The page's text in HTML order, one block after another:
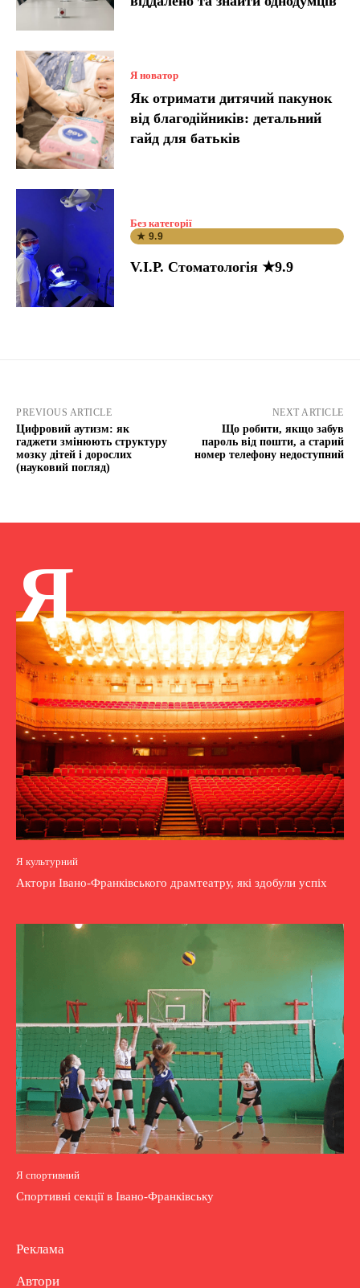
Я новатор
Як отримати дитячий пакунок
від благодійників: детальний
гайд для батьків
Без категорії
★ 9.9
V.I.P. Стоматологія ★9.9
PREVIOUS ARTICLE
Цифровий аутизм: як
гаджети змінюють структуру
мозку дітей і дорослих
(науковий погляд)
NEXT ARTICLE
Що робити, якщо забув
пароль від пошти, а старий
номер телефону недоступний
Я
Я культурний
Актори Івано-Франківського драмтеатру, які здобули успіх
Я спортивний
Спортивні секції в Івано-Франківську
Реклама
Автори